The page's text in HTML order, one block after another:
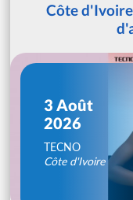
Côte
3 Août
2026
TECNO
Côte d'Ivoire